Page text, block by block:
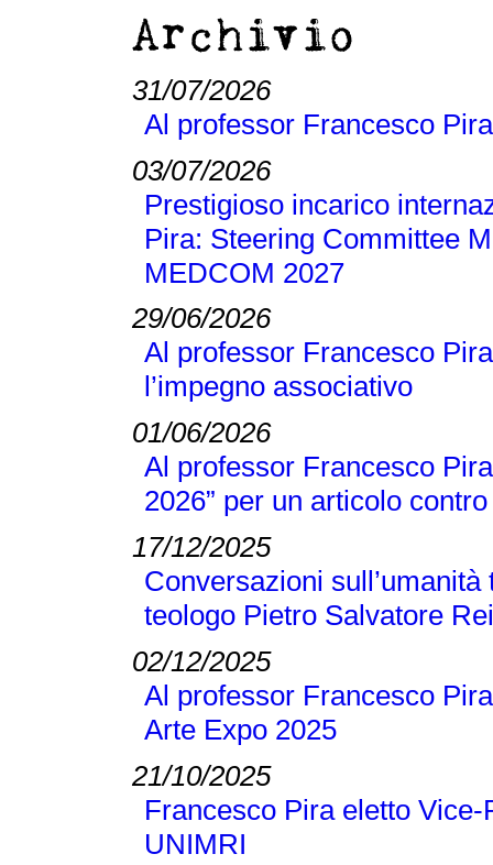
Archivio
31/07/2026
Al professor Francesco
03/07/2026
Prestigioso incarico
Pira: Steering Committee
MEDCOM 2027
29/06/2026
Al professor Francesco
l’impegno associativo
01/06/2026
Al professor Francesco
2026” per un articolo
17/12/2025
Conversazioni
teologo Pietro Salvatore
02/12/2025
Al professor Francesco
Arte Expo 2025
21/10/2025
Francesco Pira eletto
UNIMRI